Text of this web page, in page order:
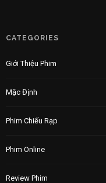
CATEGORIES
Giới Thiệu Phim
Mặc Định
Phim Chiếu Rạp
Phim Online
Review Phim